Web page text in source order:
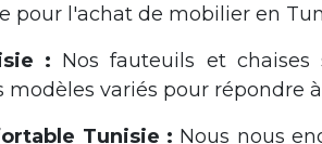
pour l'achat de mobilier en
: Nos fauteuils et
modèles variés pour répondre
Tunisie : Nous nous